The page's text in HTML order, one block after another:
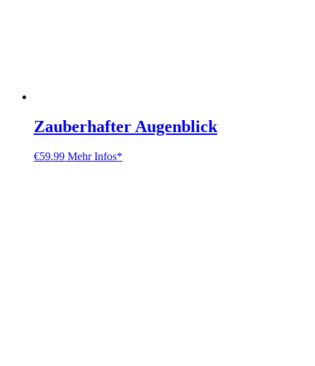
Zauberhafter Augenblick
€59.99 Mehr Infos*